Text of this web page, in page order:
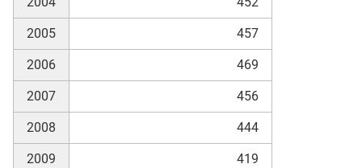
2005 457
2006 469
2007 456
2008 444
2009 419